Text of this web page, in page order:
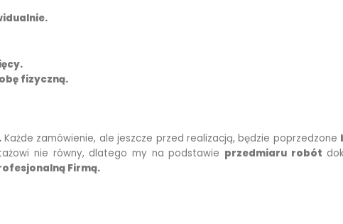
fizyczną.
Każde zamówienie, ale jeszcze przed realizacją, będzie poprzedzone
nie równy, dlatego my na podstawie przedmiaru robót
Firmą.